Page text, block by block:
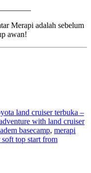
Merapi adalah sebelum
awan!
land cruiser terbuka –
with land cruiser
basecamp, merapi
top start from